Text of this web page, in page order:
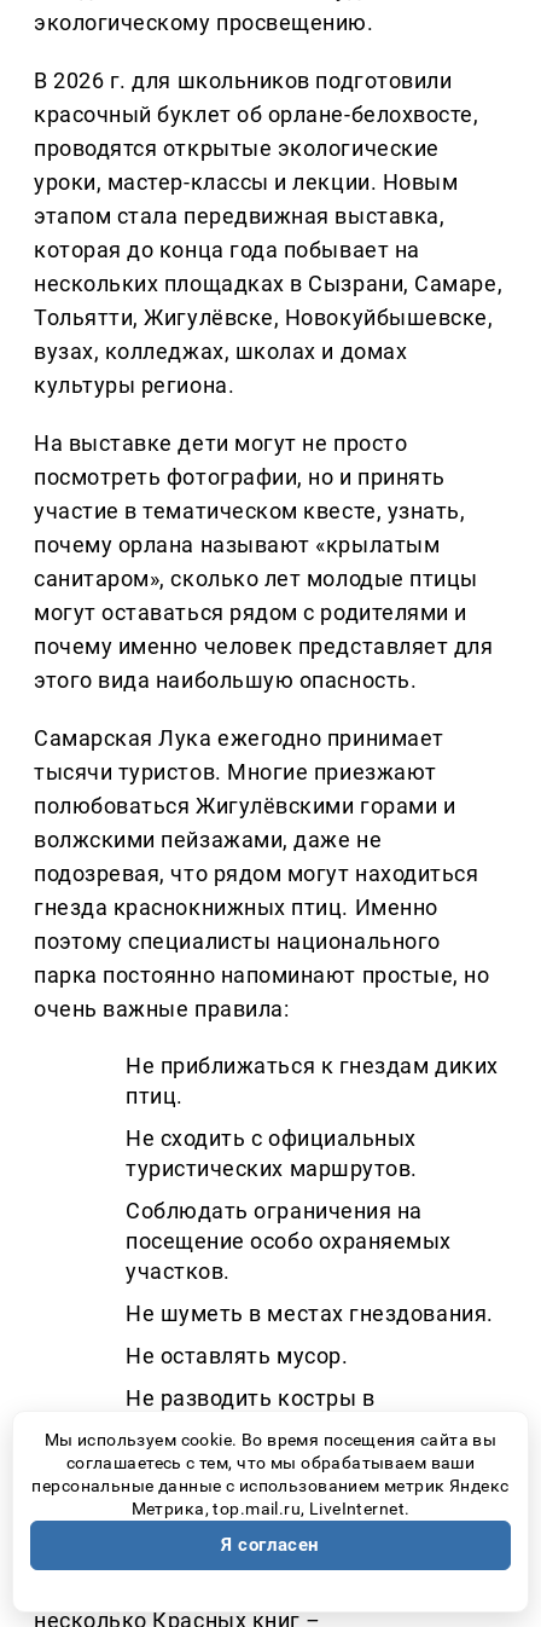
экологическому просвещению.
В 2026 г. для школьников подготовили
красочный буклет об орлане-белохвосте,
проводятся открытые экологические
уроки, мастер-классы и лекции. Новым
этапом стала передвижная выставка,
которая до конца года побывает на
нескольких площадках в Сызрани, Самаре,
Тольятти, Жигулёвске, Новокуйбышевске,
вузах, колледжах, школах и домах
культуры региона.
На выставке дети могут не просто
посмотреть фотографии, но и принять
участие в тематическом квесте, узнать,
почему орлана называют «крылатым
санитаром», сколько лет молодые птицы
могут оставаться рядом с родителями и
почему именно человек представляет для
этого вида наибольшую опасность.
Самарская Лука ежегодно принимает
тысячи туристов. Многие приезжают
полюбоваться Жигулёвскими горами и
волжскими пейзажами, даже не
подозревая, что рядом могут находиться
гнезда краснокнижных птиц. Именно
поэтому специалисты национального
парка постоянно напоминают простые, но
очень важные правила:
Не приближаться к гнездам диких
птиц.
Не сходить с официальных
туристических маршрутов.
Соблюдать ограничения на
посещение особо охраняемых
участков.
Не шуметь в местах гнездования.
Не оставлять мусор.
Не разводить костры в
непредназначенных для этого
местах.
Не тревожить животных ради
фотографии или видео.
несколько Красных книг –
Мы используем cookie. Во время посещения сайта вы
соглашаетесь с тем, что мы обрабатываем ваши
персональные данные с использованием метрик Яндекс
Метрика, top.mail.ru, LiveInternet.
Я согласен